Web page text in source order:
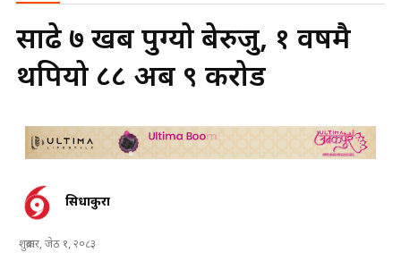
साढे ७ खर्ब पुग्यो बेरुजु, १ वर्षमै
थपियो ८८ अर्ब ९ करोड
सिधाकुरा
शुक्रबार, जेठ १, २०८३